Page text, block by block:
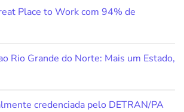
Place to Work com 94% de
Rio Grande do Norte: Mais um Estado,
credenciada pelo DETRAN/PA